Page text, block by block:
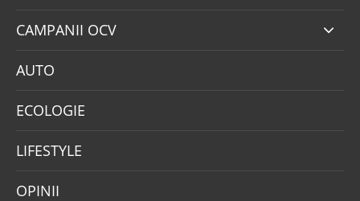
CAMPANII OCV
AUTO
ECOLOGIE
LIFESTYLE
OPINII